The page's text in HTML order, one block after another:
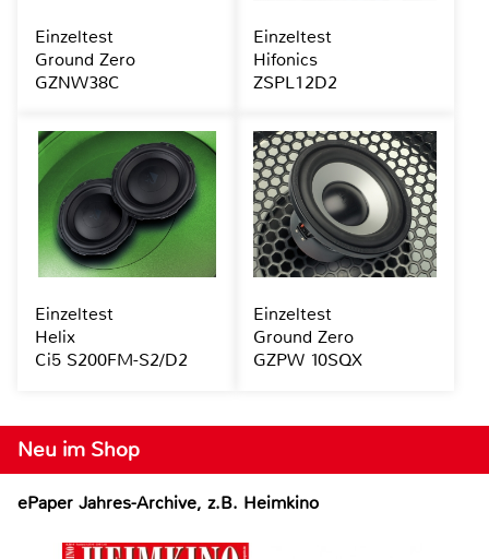
Neu im Shop
ePaper Jahres-Archive, z.B. Heimkino
Einzeltest
Ground Zero
GZNW38C
Einzeltest
Hifonics
ZSPL12D2
Einzeltest
Helix
Ci5 S200FM-S2/D2
Einzeltest
Ground Zero
GZPW 10SQX